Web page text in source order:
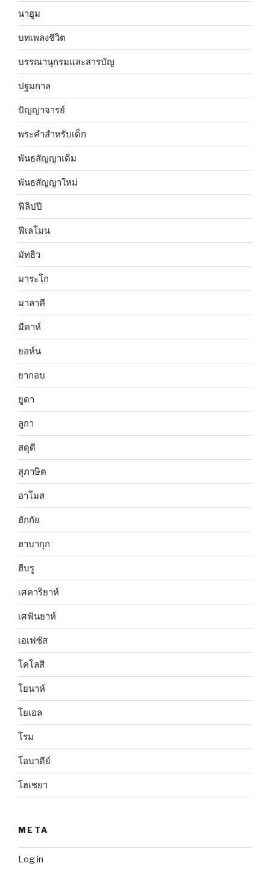
นาฮูม
บทเพลงชีวิต
บรรณานุกรมและสารบัญ
ปฐมกาล
ปัญญาจารย์
พระคำสำหรับเด็ก
พันธสัญญาเดิม
พันธสัญญาใหม่
ฟีลิปปี
ฟีเลโมน
มัทธิว
มาระโก
มาลาคี
มีคาห์
ยอห์น
ยากอบ
ยูดา
ลูกา
สดุดี
สุภาษิต
อาโมส
ฮักกัย
ฮาบากุก
ฮีบรู
เศคาริยาห์
เศฟันยาห์
เอเฟซัส
โคโลสี
โยนาห์
โยเอล
โรม
โอบาดีย์
โฮเชยา
META
Log in